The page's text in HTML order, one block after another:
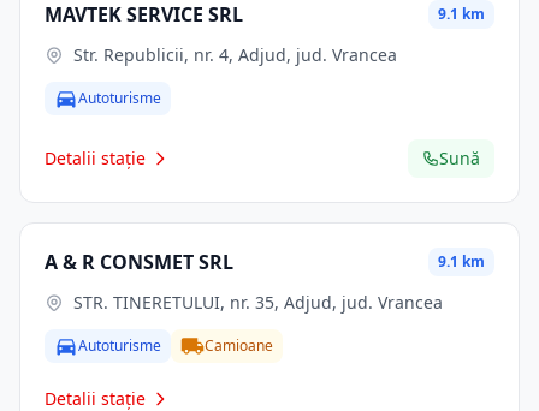
MAVTEK SERVICE SRL 9.1 km
Str. Republicii, nr. 4, Adjud, jud. Vrancea
Autoturisme
Detalii stație Sună
A & R CONSMET SRL 9.1 km
STR. TINERETULUI, nr. 35, Adjud, jud. Vrancea
Autoturisme Camioane
Detalii stație